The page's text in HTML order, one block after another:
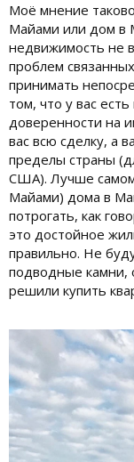
Моё мнение
Майами или дом в
недвижимость не
проблем
принимать
том, что у вас
доверенности на
вас всю сделку, а
пределы страны
США). Лучше
Майами) дома в
потрогать, как
это достойное
правильно. Не
подводные камни,
решили купить